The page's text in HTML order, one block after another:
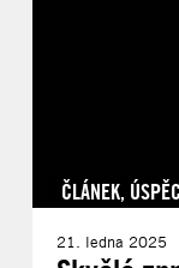
ČLÁNEK,
21. ledna 2025